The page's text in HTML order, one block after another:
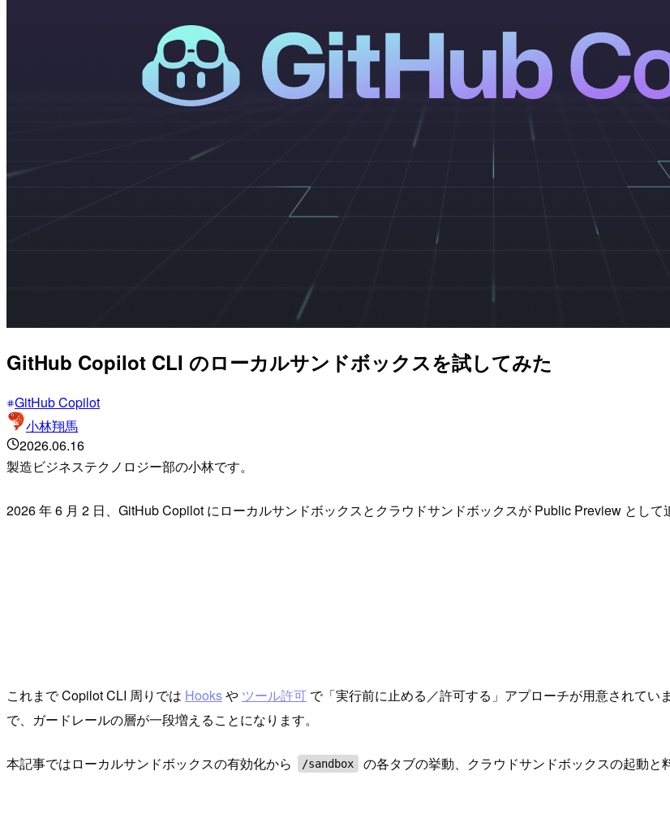
GitHub Copilot CLI のローカルサンドボックスを試してみた
GitHub Copilot
小林翔馬
2026.06.16
製造ビジネステクノロジー部の小林です。
2026 年 6 月 2 日、GitHub Copilot にローカルサンドボックスとクラウドサンドボックスが Public Preview として
これまで Copilot CLI 周りでは Hooksや ツール許可 で「実行前に止める／許可する」アプローチが用意されて
で、ガードレールの層が一段増えることになります。
本記事ではローカルサンドボックスの有効化から /sandbox の各タブの挙動、クラウドサンドボックスの起動と